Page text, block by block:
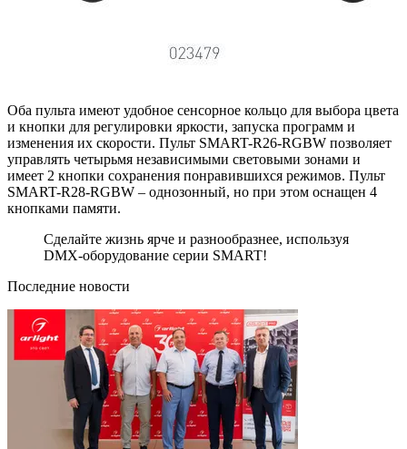
Оба пульта имеют удобное сенсорное кольцо для выбора цвета
и кнопки для регулировки яркости, запуска программ и
изменения их скорости. Пульт SMART-R26-RGBW позволяет
управлять четырьмя независимыми световыми зонами и
имеет 2 кнопки сохранения понравившихся режимов. Пульт
SMART-R28-RGBW – однозонный, но при этом оснащен 4
кнопками памяти.
Сделайте жизнь ярче и разнообразнее, используя
DMX-оборудование серии SMART!
Последние новости